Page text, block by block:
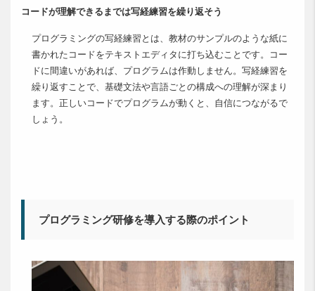
コードが理解できるまでは写経練習を繰り返そう
プログラミングの写経練習とは、教材のサンプルのような紙に
書かれたコードをテキストエディタに打ち込むことです。コー
ドに間違いがあれば、プログラムは作動しません。写経練習を
繰り返すことで、基礎文法や言語ごとの構成への理解が深まり
ます。正しいコードでプログラムが動くと、自信につながるで
しょう。
プログラミング研修を導入する際のポイント